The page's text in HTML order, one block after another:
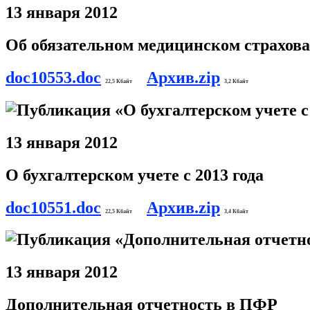
13 января 2012
Об обязательном медицинском
doc10553.doc
22,5 Кбайт Архив.zip 3,2 Кбайт
13 января 2012
О бухгалтерском учете с 2013 года
doc10551.doc
22,5 Кбайт Архив.zip 3,4 Кбайт
13 января 2012
Дополнительная отчетность в ПФР